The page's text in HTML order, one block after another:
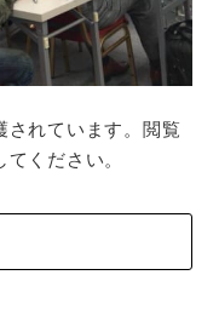
されています。閲覧
ください。